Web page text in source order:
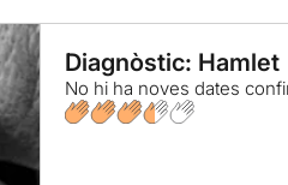
Diagnòstic: Hamlet
No hi ha noves dates